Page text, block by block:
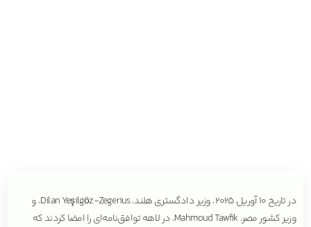
در تاریخ ۱۰ آوریل ۲۰۲۵، وزیر دادگستری هلند، Dilan Yeşilgöz-Zegerius، و
وزیر کشور مصر، Mahmoud Tawfik، در لاهه توافق‌نامه‌ای را امضا کردند که